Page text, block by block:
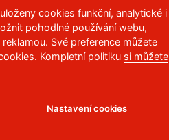
cookies funkční, analytické i
pohodlné používání webu,
Své preference můžete
Kompletní politiku si můžete
Nastavení cookies